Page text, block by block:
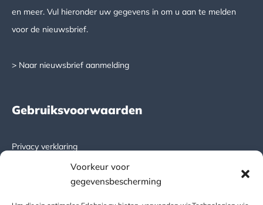
Voorkeur voor
gegevensbescherming
en meer. Vul hieronder uw gegevens in om u aan te melden
voor de nieuwsbrief.
> Naar nieuwsbrief aanmelding
Gebruiksvoorwaarden
Privacy verklaring
Algemene leveringsvoorwaarden